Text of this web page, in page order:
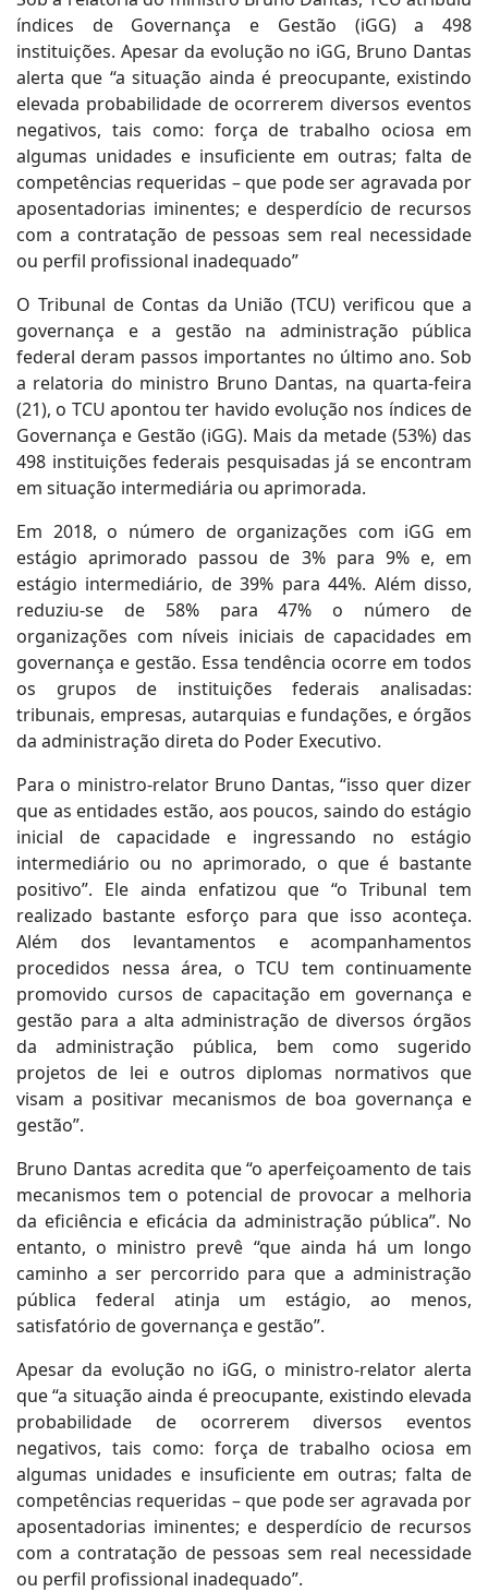
índices de Governança e Gestão (iGG) a 498
instituições. Apesar da evolução no iGG, Bruno Dantas
alerta que “a situação ainda é preocupante, existindo
elevada probabilidade de ocorrerem diversos eventos
negativos, tais como: força de trabalho ociosa em
algumas unidades e insuficiente em outras; falta de
competências requeridas – que pode ser agravada por
aposentadorias iminentes; e desperdício de recursos
com a contratação de pessoas sem real necessidade
ou perfil profissional inadequado”
O Tribunal de Contas da União (TCU) verificou que a
governança e a gestão na administração pública
federal deram passos importantes no último ano. Sob
a relatoria do ministro Bruno Dantas, na quarta-feira
(21), o TCU apontou ter havido evolução nos índices de
Governança e Gestão (iGG). Mais da metade (53%) das
498 instituições federais pesquisadas já se encontram
em situação intermediária ou aprimorada.
Em 2018, o número de organizações com iGG em
estágio aprimorado passou de 3% para 9% e, em
estágio intermediário, de 39% para 44%. Além disso,
reduziu-se de 58% para 47% o número de
organizações com níveis iniciais de capacidades em
governança e gestão. Essa tendência ocorre em todos
os grupos de instituições federais analisadas:
tribunais, empresas, autarquias e fundações, e órgãos
da administração direta do Poder Executivo.
Para o ministro-relator Bruno Dantas, “isso quer dizer
que as entidades estão, aos poucos, saindo do estágio
inicial de capacidade e ingressando no estágio
intermediário ou no aprimorado, o que é bastante
positivo”. Ele ainda enfatizou que “o Tribunal tem
realizado bastante esforço para que isso aconteça.
Além dos levantamentos e acompanhamentos
procedidos nessa área, o TCU tem continuamente
promovido cursos de capacitação em governança e
gestão para a alta administração de diversos órgãos
da administração pública, bem como sugerido
projetos de lei e outros diplomas normativos que
visam a positivar mecanismos de boa governança e
gestão”.
Bruno Dantas acredita que “o aperfeiçoamento de tais
mecanismos tem o potencial de provocar a melhoria
da eficiência e eficácia da administração pública”. No
entanto, o ministro prevê “que ainda há um longo
caminho a ser percorrido para que a administração
pública federal atinja um estágio, ao menos,
satisfatório de governança e gestão”.
Apesar da evolução no iGG, o ministro-relator alerta
que “a situação ainda é preocupante, existindo elevada
probabilidade de ocorrerem diversos eventos
negativos, tais como: força de trabalho ociosa em
algumas unidades e insuficiente em outras; falta de
competências requeridas – que pode ser agravada por
aposentadorias iminentes; e desperdício de recursos
com a contratação de pessoas sem real necessidade
ou perfil profissional inadequado”.